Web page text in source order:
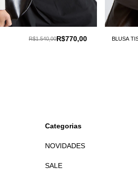
R$770,00
R$1.540,00 BLUSA
Categorias
NOVIDADES
SALE